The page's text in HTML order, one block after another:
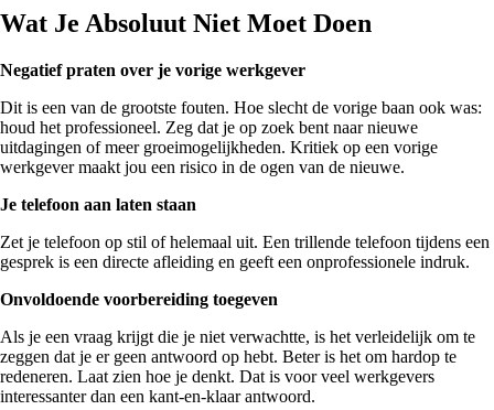
Wat Je Absoluut Niet Moet Doen
Negatief praten over je vorige werkgever
Dit is een van de grootste fouten. Hoe slecht de vorige baan ook was:
houd het professioneel. Zeg dat je op zoek bent naar nieuwe
uitdagingen of meer groeimogelijkheden. Kritiek op een vorige
werkgever maakt jou een risico in de ogen van de nieuwe.
Je telefoon aan laten staan
Zet je telefoon op stil of helemaal uit. Een trillende telefoon tijdens een
gesprek is een directe afleiding en geeft een onprofessionele indruk.
Onvoldoende voorbereiding toegeven
Als je een vraag krijgt die je niet verwachtte, is het verleidelijk om te
zeggen dat je er geen antwoord op hebt. Beter is het om hardop te
redeneren. Laat zien hoe je denkt. Dat is voor veel werkgevers
interessanter dan een kant-en-klaar antwoord.